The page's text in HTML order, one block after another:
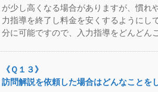
が少し高くなる場合がありますが、慣れ
力指導を終了し料金を安くするようにし
分に可能ですので、入力指導をどんどん
《Ｑ１３》
訪問解説を依頼した場合はどんなことを